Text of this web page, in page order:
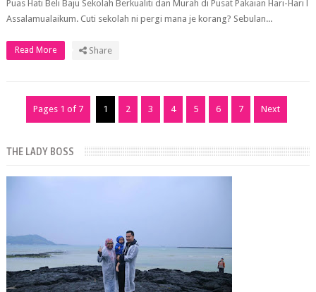
Puas Hati Beli Baju Sekolah Berkualiti dan Murah di Pusat Pakaian Hari-Hari l
Assalamualaikum. Cuti sekolah ni pergi mana je korang? Sebulan...
Read More Share
Pages 1 of 7 1 2 3 4 5 6 7 Next
THE LADY BOSS